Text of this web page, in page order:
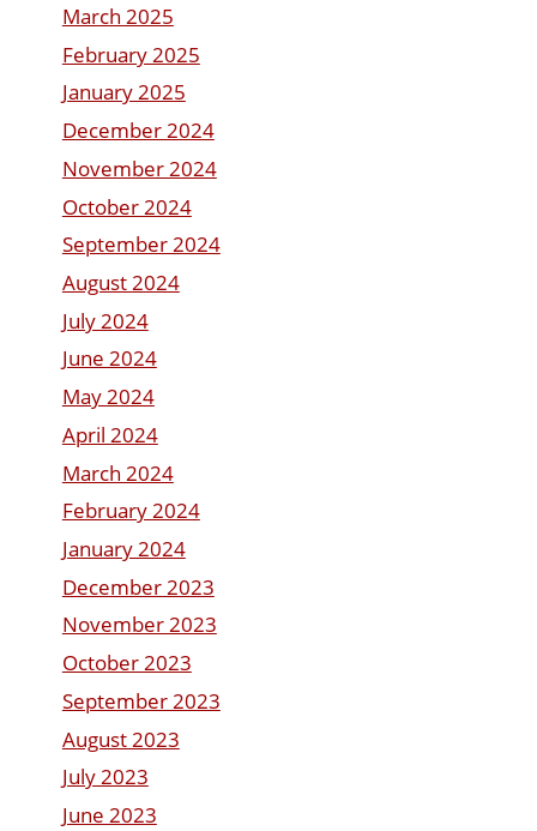
March 2025
February 2025
January 2025
December 2024
November 2024
October 2024
September 2024
August 2024
July 2024
June 2024
May 2024
April 2024
March 2024
February 2024
January 2024
December 2023
November 2023
October 2023
September 2023
August 2023
July 2023
June 2023